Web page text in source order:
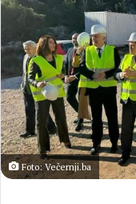
Foto: Večernji.ba